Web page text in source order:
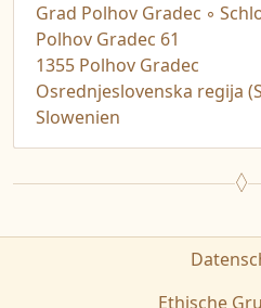
Grad Polhov Gradec ◦
Polhov Gradec 61
1355 Polhov Gradec
Osrednjeslovenska regija
Slowenien
Ethische